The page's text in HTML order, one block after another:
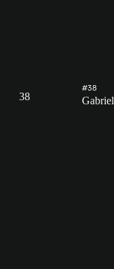
38
#38
Gabriel